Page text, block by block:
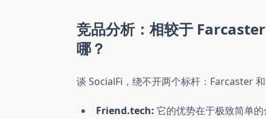
竞品分析：相较于
哪？
谈 SocialFi，绕不开两个标杆：Farcaster 和
Friend.tech: 它的优势在于极致简单